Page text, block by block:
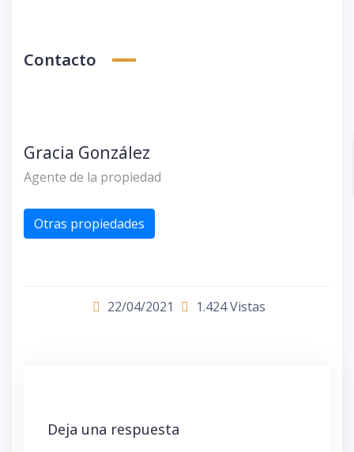
Contacto
Gracia González
Agente de la propiedad
Otras propiedades
22/04/2021 1.424 Vistas
Deja una respuesta